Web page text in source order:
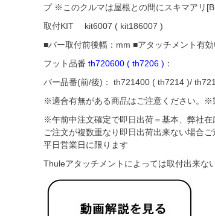
プ ※このクルマは屋根との間にスキマアリ
取付KIT kit6007 ( kit186007 )
■バー取付前後幅：mm ■アタッチメント有
フット品番 th720600 ( th7206 ) ：
バー品番(前/後)： th721400 ( th7214 )/
※適合有無がある商品はご注意ください。※
※午前中注文確定で即日出荷＝基本、弊社在
ご注文が複数重なり即日出荷出来ない場合ご
平日営業日に限ります
Thuleアタッチメントによっては取付出来な